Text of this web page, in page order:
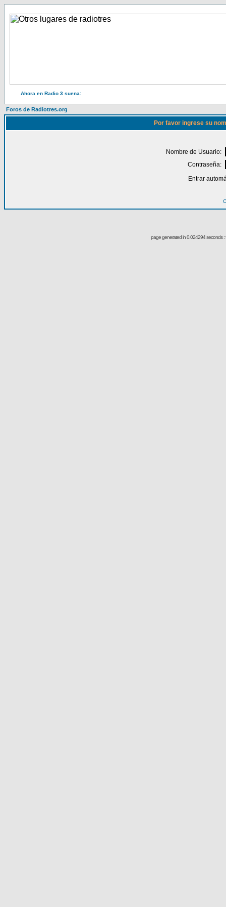
Ahora en Radio 3 suena:
Foros de Radiotres.org
Por favor ingrese su
Nombre de Usuario:
Contraseña:
Entrar
page generated in 0.024294 seconds :